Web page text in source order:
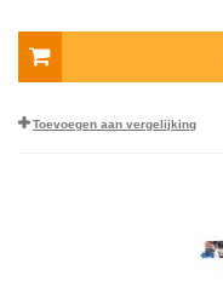
Toevoegen aan vergelijking